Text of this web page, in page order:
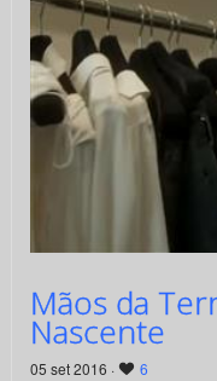
Mãos da
Nascente
05 set 2016 · 6